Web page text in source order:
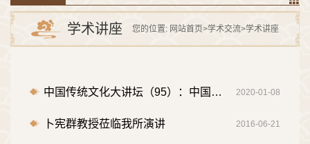
学术讲座 您的位置: 网站首页>学术交流>学术讲座
中国传统文化大讲坛（95）：中国古代史研究的新趋向 2020-01-08
卜宪群教授莅临我所演讲 2016-06-21